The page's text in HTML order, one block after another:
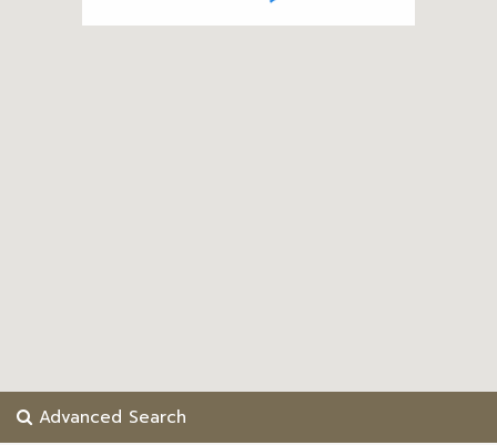
Advanced Search